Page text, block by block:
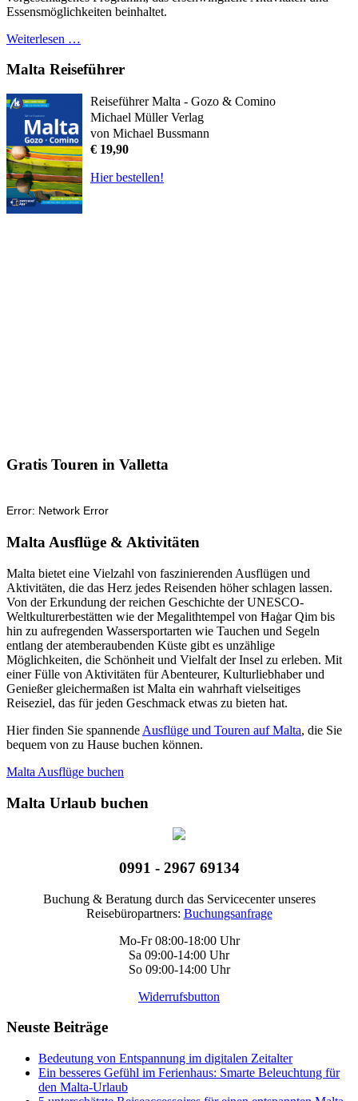
Essensmöglichkeiten beinhaltet.
Weiterlesen …
Malta Reiseführer
Reiseführer Malta - Gozo & Comino
Michael Müller Verlag
von Michael Bussmann
€ 19,90
Hier bestellen!
Gratis Touren in Valletta
Malta Ausflüge & Aktivitäten
Malta bietet eine Vielzahl von faszinierenden Ausflügen und
Aktivitäten, die das Herz jedes Reisenden höher schlagen lassen.
Von der Erkundung der reichen Geschichte der UNESCO-
Weltkulturerbestätten wie der Megalithtempel von Ħaġar Qim bis
hin zu aufregenden Wassersportarten wie Tauchen und Segeln
entlang der atemberaubenden Küste gibt es unzählige
Möglichkeiten, die Schönheit und Vielfalt der Insel zu erleben. Mit
einer Fülle von Aktivitäten für Abenteurer, Kulturliebhaber und
Genießer gleichermaßen ist Malta ein wahrhaft vielseitiges
Reiseziel, das für jeden Geschmack etwas zu bieten hat.
Hier finden Sie spannende Ausflüge und Touren auf Malta, die Sie
bequem von zu Hause buchen können.
Malta Ausflüge buchen
Malta Urlaub buchen
0991 - 2967 69134
Buchung & Beratung durch das Servicecenter unseres
Reisebüropartners: Buchungsanfrage
Mo-Fr 08:00-18:00 Uhr
Sa 09:00-14:00 Uhr
So 09:00-14:00 Uhr
Widerrufsbutton
Neuste Beiträge
Bedeutung von Entspannung im digitalen Zeitalter
Ein besseres Gefühl im Ferienhaus: Smarte Beleuchtung für
den Malta-Urlaub